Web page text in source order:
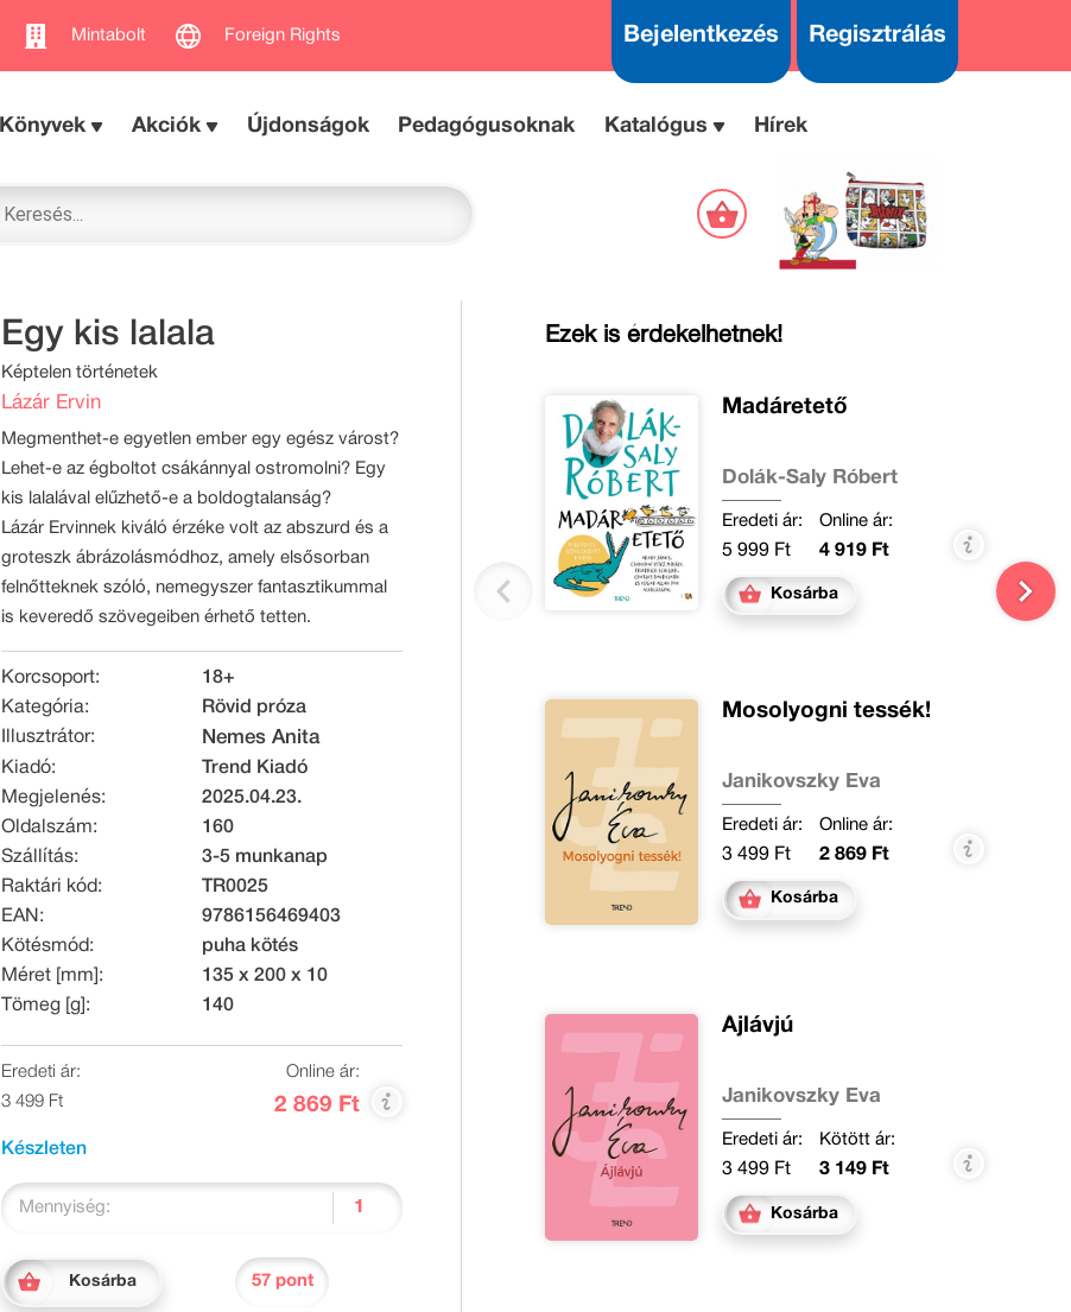
Mintabolt Foreign Rights Bejelentkezés Regisztrálás
Könyvek Akciók Újdonságok Pedagógusoknak Katalógus Hírek
Egy kis lalala
Képtelen történetek
Lázár Ervin
Megmenthet-e egyetlen ember egy egész várost?
Lehet-e az égboltot csákánnyal ostromolni? Egy
kis lalalával elűzhető-e a boldogtalanság?
Lázár Ervinnek kiváló érzéke volt az abszurd és a
groteszk ábrázolásmódhoz, amely elsősorban
felnőtteknek szóló, nemegyszer fantasztikummal
is keveredő szövegeiben érhető tetten.
Korcsoport:
18+
Kategória:
Rövid próza
Illusztrátor:
Nemes Anita
Kiadó:
Trend Kiadó
Megjelenés:
2025.04.23.
Oldalszám:
160
Szállítás:
3-5 munkanap
Raktári kód:
TR0025
EAN:
9786156469403
Kötésmód:
puha kötés
Méret [mm]:
135 x 200 x 10
Tömeg [g]:
140
Eredeti ár:
3 499 Ft
Online ár:
2 869 Ft
Készleten
Mennyiség:
Kosárba 57 pont
Ezek is érdekelhetnek!
Madáretető
Dolák-Saly Róbert
Eredeti ár:
5 999 Ft
Online ár:
4 919 Ft
Kosárba
Mosolyogni tessék!
Janikovszky Éva
Eredeti ár:
3 499 Ft
Online ár:
2 869 Ft
Kosárba
Ájlávjú
Janikovszky Éva
Eredeti ár:
3 499 Ft
Kötött ár:
3 149 Ft
Kosárba